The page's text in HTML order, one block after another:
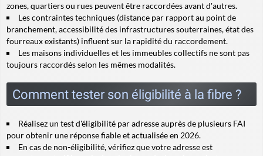
zones, quartiers ou rues peuvent être raccordées avant d'autres.
Les contraintes techniques (distance par rapport au point de
branchement, accessibilité des infrastructures souterraines, état des
fourreaux existants) influent sur la rapidité du raccordement.
Les maisons individuelles et les immeubles collectifs ne sont pas
toujours raccordés selon les mêmes modalités.
Comment tester son éligibilité à la fibre ?
Réalisez un test d'éligibilité par adresse auprès de plusieurs FAI
pour obtenir une réponse fiable et actualisée en 2026.
En cas de non-éligibilité, vérifiez que votre adresse est